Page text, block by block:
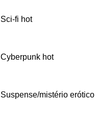
Sci-fi hot
Cyberpunk hot
Suspense/mistério erótico